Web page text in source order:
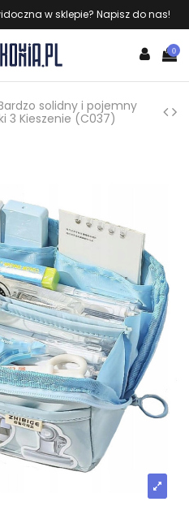
w sklepie? Napisz do nas!
0
solidny i pojemny
3 Kieszenie (C037)